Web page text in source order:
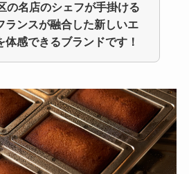
の名店のシェフが手掛ける
ランスが融合した新しいエ
体感できるブランドです！